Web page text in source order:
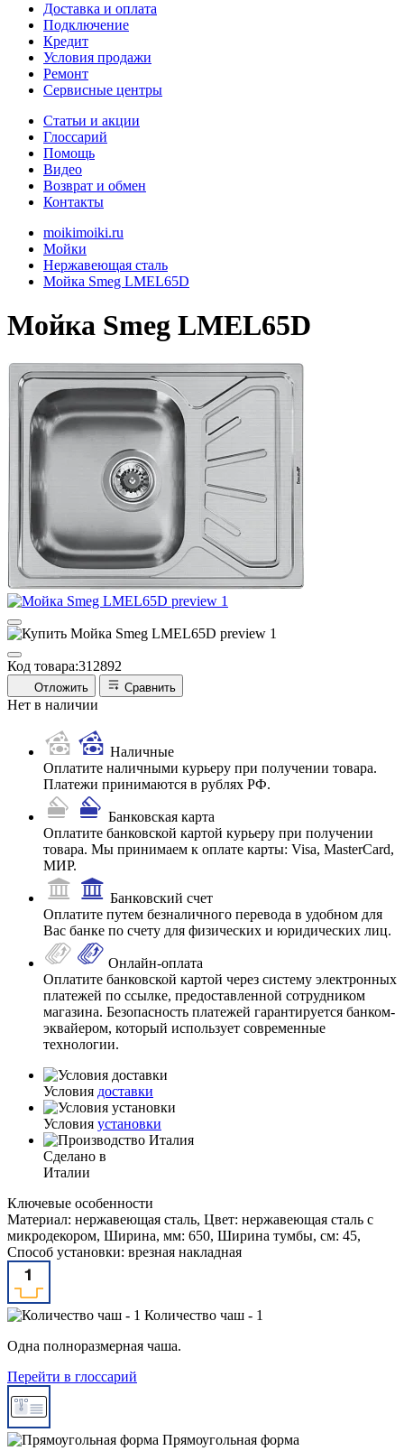
Доставка и оплата
Подключение
Кредит
Условия продажи
Ремонт
Сервисные центры
Статьи и акции
Глоссарий
Помощь
Видео
Возврат и обмен
Контакты
moikimoiki.ru
Мойки
Нержавеющая сталь
Мойка Smeg LMEL65D
Мойка Smeg LMEL65D
Код товара:312892
Отложить Сравнить
Нет в наличии
Наличные
Оплатите наличными курьеру при получении товара.
Платежи принимаются в рублях РФ.
Банковская карта
Оплатите банковской картой курьеру при получении
товара. Мы принимаем к оплате карты: Visa, MasterCard,
МИР.
Банковский счет
Оплатите путем безналичного перевода в удобном для
Вас банке по счету для физических и юридических лиц.
Онлайн-оплата
Оплатите банковской картой через систему электронных
платежей по ссылке, предоставленной сотрудником
магазина. Безопасность платежей гарантируется банком-
эквайером, который использует современные
технологии.
Условия доставки
Условия установки
Сделано в
Италии
Ключевые особенности
Материал: нержавеющая сталь, Цвет: нержавеющая сталь с
микродекором, Ширина, мм: 650, Ширина тумбы, см: 45,
Способ установки: врезная накладная
Количество чаш - 1
Одна полноразмерная чаша.
Перейти в глоссарий
Прямоугольная форма